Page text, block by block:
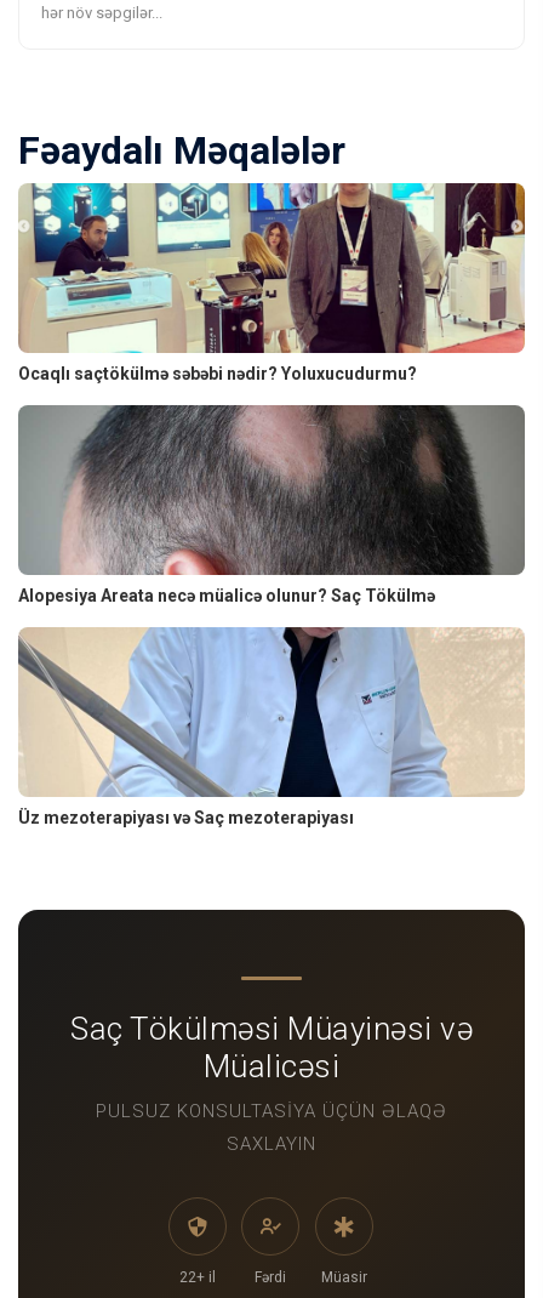
hər növ səpgilər...
Fəaydalı Məqalələr
Ocaqlı saçtökülmə səbəbi nədir? Yoluxucudurmu?
Alopesiya Areata necə müalicə olunur? Saç Tökülmə
Üz mezoterapiyası və Saç mezoterapiyası
Saç Tökülməsi Müayinəsi və
Müalicəsi
PULSUZ KONSULTASIYA ÜÇÜN ƏLAQƏ
SAXLAYIN
22+ il Fərdi Müasir